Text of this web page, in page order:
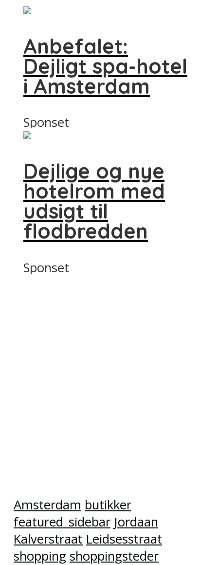
Anbefalet:
Dejligt spa-hotel
i Amsterdam
Sponset
Dejlige og nye
hotelrom med
udsigt til
flodbredden
Sponset
Amsterdam butikker
featured_sidebar Jordaan
Kalverstraat Leidsesstraat
shopping shoppingsteder